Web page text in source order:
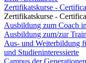
Zertifikatskurse -
Zertifikatskurse -
Ausbildung zum Coach
Ausbildung zum/zur
Aus- und Weiterbildung
und Studieninteressierte
Campus der Generationen